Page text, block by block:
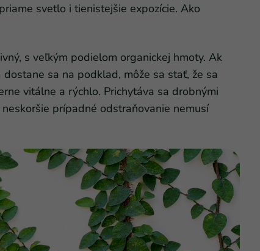
svetlo i tienistejšie expozície. Ako
s veľkým podielom organickej hmoty. Ak
sa na podklad, môže sa stať, že sa
vitálne a rýchlo. Prichytáva sa drobnými
prípadné odstraňovanie nemusí